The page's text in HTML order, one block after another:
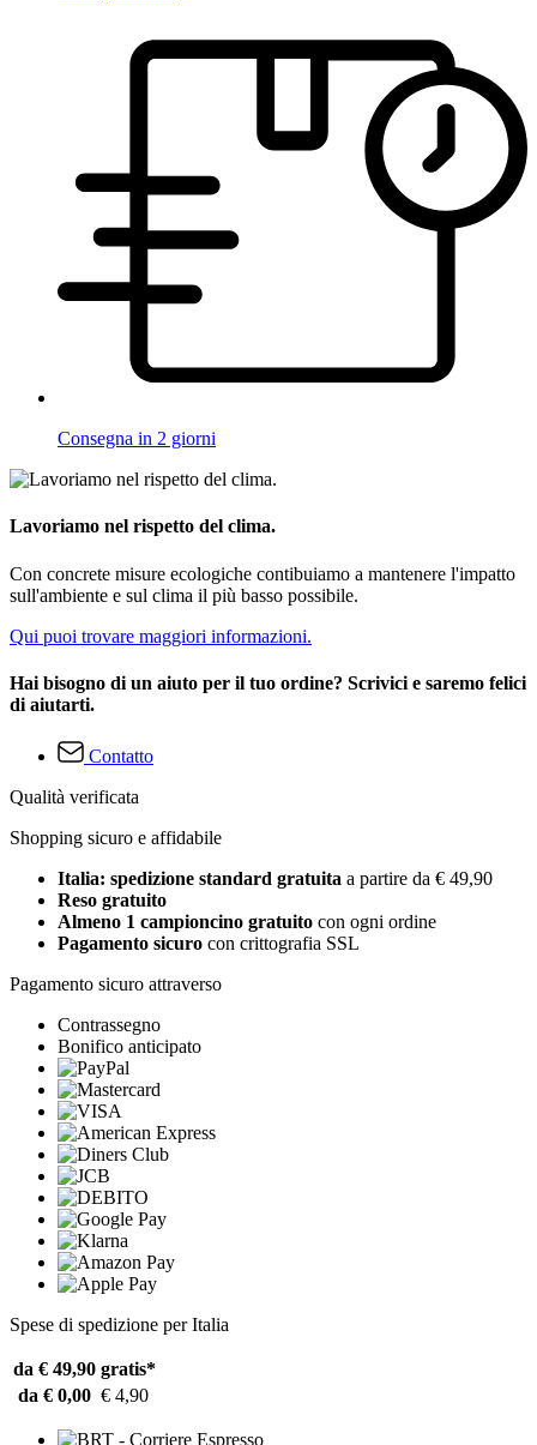
Consegna in 2 giorni
Lavoriamo nel rispetto del clima.
Con concrete misure ecologiche contibuiamo a mantenere l'impatto
sull'ambiente e sul clima il più basso possibile.
Qui puoi trovare maggiori informazioni.
Hai bisogno di un aiuto per il tuo ordine? Scrivici e saremo felici
di aiutarti.
Contatto
Qualità verificata
Shopping sicuro e affidabile
Italia: spedizione standard gratuita a partire da € 49,90
Reso gratuito
Almeno 1 campioncino gratuito con ogni ordine
Pagamento sicuro con crittografia SSL
Pagamento sicuro attraverso
Contrassegno
Bonifico anticipato
Spese di spedizione per Italia
da € 49,90 gratis*
da € 0,00 € 4,90